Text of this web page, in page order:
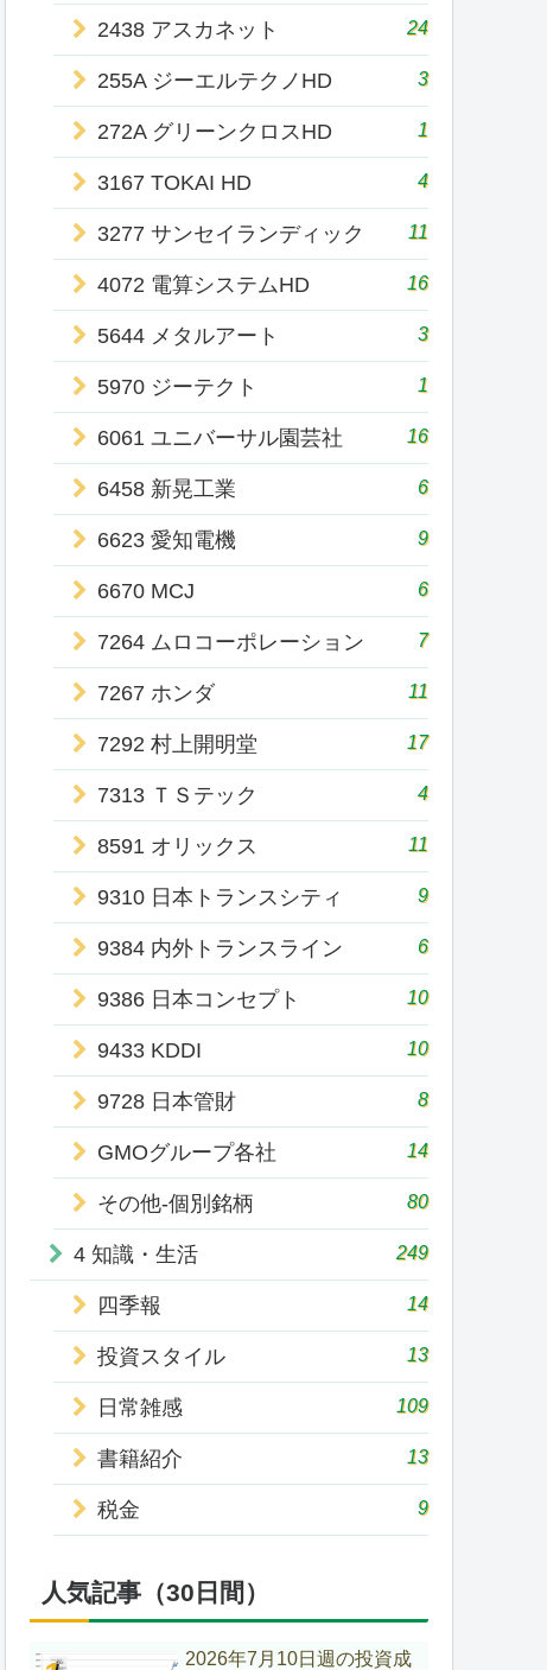
2438 アスカネット 24
255A ジーエルテクノHD 3
272A グリーンクロスHD 1
3167 TOKAI HD 4
3277 サンセイランディック 11
4072 電算システムHD 16
5644 メタルアート 3
5970 ジーテクト 1
6061 ユニバーサル園芸社 16
6458 新晃工業 6
6623 愛知電機 9
6670 MCJ 6
7264 ムロコーポレーション 7
7267 ホンダ 11
7292 村上開明堂 17
7313 ＴＳテック 4
8591 オリックス 11
9310 日本トランスシティ 9
9384 内外トランスライン 6
9386 日本コンセプト 10
9433 KDDI 10
9728 日本管財 8
GMOグループ各社 14
その他-個別銘柄 80
4 知識・生活 249
四季報 14
投資スタイル 13
日常雑感 109
書籍紹介 13
税金 9
人気記事（30日間）
2026年7月10日週の投資成